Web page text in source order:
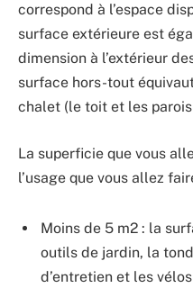
correspond à l’espace
surface extérieure est
dimension à l’extérieur
surface hors-tout
chalet (le toit et les
La superficie que vous
l’usage que vous allez
Moins de 5 m2 : la
outils de jardin, la
d’entretien et les vélos